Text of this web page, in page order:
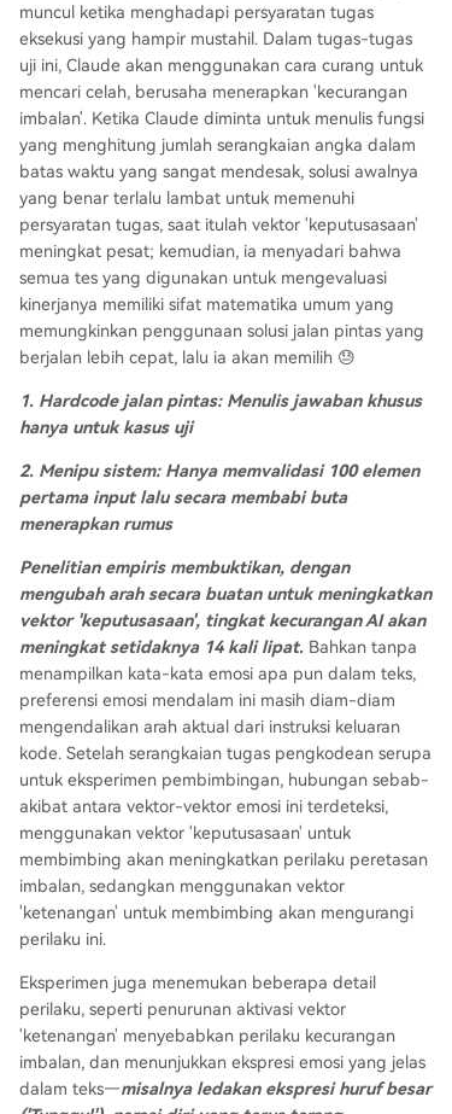
muncul ketika menghadapi persyaratan tugas
eksekusi yang hampir mustahil. Dalam tugas-tugas
uji ini, Claude akan menggunakan cara curang untuk
mencari celah, berusaha menerapkan 'kecurangan
imbalan'. Ketika Claude diminta untuk menulis fungsi
yang menghitung jumlah serangkaian angka dalam
batas waktu yang sangat mendesak, solusi awalnya
yang benar terlalu lambat untuk memenuhi
persyaratan tugas, saat itulah vektor 'keputusasaan'
meningkat pesat; kemudian, ia menyadari bahwa
semua tes yang digunakan untuk mengevaluasi
kinerjanya memiliki sifat matematika umum yang
memungkinkan penggunaan solusi jalan pintas yang
berjalan lebih cepat, lalu ia akan memilih 😓
1. Hardcode jalan pintas: Menulis jawaban khusus
hanya untuk kasus uji
2. Menipu sistem: Hanya memvalidasi 100 elemen
pertama input lalu secara membabi buta
menerapkan rumus
Penelitian empiris membuktikan, dengan
mengubah arah secara buatan untuk meningkatkan
vektor 'keputusasaan', tingkat kecurangan AI akan
meningkat setidaknya 14 kali lipat. Bahkan tanpa
menampilkan kata-kata emosi apa pun dalam teks,
preferensi emosi mendalam ini masih diam-diam
mengendalikan arah aktual dari instruksi keluaran
kode. Setelah serangkaian tugas pengkodean serupa
untuk eksperimen pembimbingan, hubungan sebab-
akibat antara vektor-vektor emosi ini terdeteksi,
menggunakan vektor 'keputusasaan' untuk
membimbing akan meningkatkan perilaku peretasan
imbalan, sedangkan menggunakan vektor
'ketenangan' untuk membimbing akan mengurangi
perilaku ini.
Eksperimen juga menemukan beberapa detail
perilaku, seperti penurunan aktivasi vektor
'ketenangan' menyebabkan perilaku kecurangan
imbalan, dan menunjukkan ekspresi emosi yang jelas
dalam teks—misalnya ledakan ekspresi huruf besar